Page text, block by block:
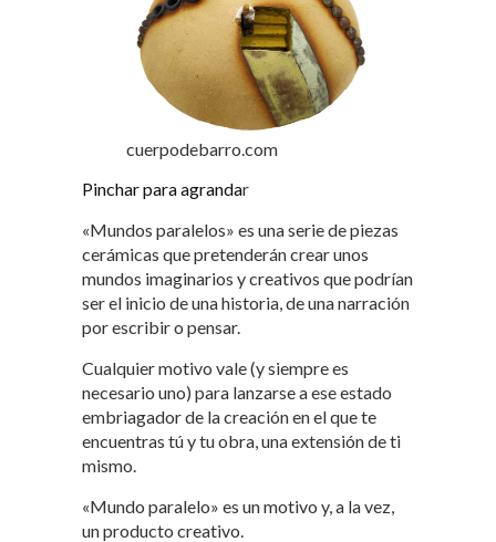
cuerpodebarro.com
Pinchar para agrandar
«Mundos paralelos» es una serie de piezas
cerámicas que pretenderán crear unos
mundos imaginarios y creativos que podrían
ser el inicio de una historia, de una narración
por escribir o pensar.
Cualquier motivo vale (y siempre es
necesario uno) para lanzarse a ese estado
embriagador de la creación en el que te
encuentras tú y tu obra, una extensión de ti
mismo.
«Mundo paralelo» es un motivo y, a la vez,
un producto creativo.